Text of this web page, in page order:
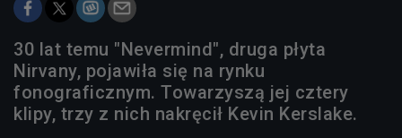
30 lat temu "Nevermind", druga płyta
Nirvany, pojawiła się na rynku
fonograficznym. Towarzyszą jej cztery
klipy, trzy z nich nakręcił Kevin Kerslake.